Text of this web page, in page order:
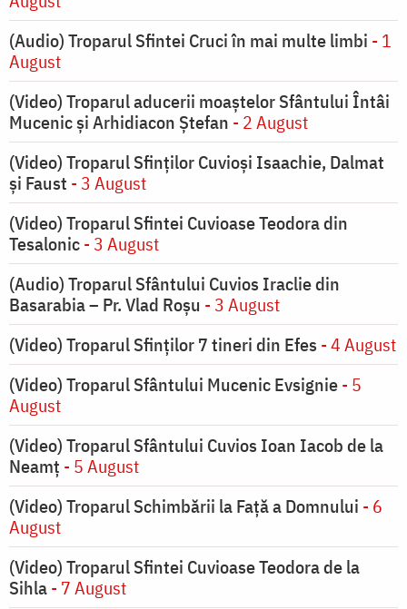
(Audio) Troparul Sfintei Cruci în mai multe limbi - 1
August
(Video) Troparul aducerii moaștelor Sfântului Întâi
Mucenic și Arhidiacon Ștefan - 2 August
(Video) Troparul Sfinților Cuvioși Isaachie, Dalmat
și Faust - 3 August
(Video) Troparul Sfintei Cuvioase Teodora din
Tesalonic- 3 August
(Audio) Troparul Sfântului Cuvios Iraclie din
Basarabia – Pr. Vlad Roșu - 3 August
(Video) Troparul Sfinților 7 tineri din Efes - 4 August
(Video) Troparul Sfântului Mucenic Evsignie- 5
August
(Video) Troparul Sfântului Cuvios Ioan Iacob de la
Neamț - 5 August
(Video) Troparul Schimbării la Față a Domnului - 6
August
(Video) Troparul Sfintei Cuvioase Teodora de la
Sihla- 7 August